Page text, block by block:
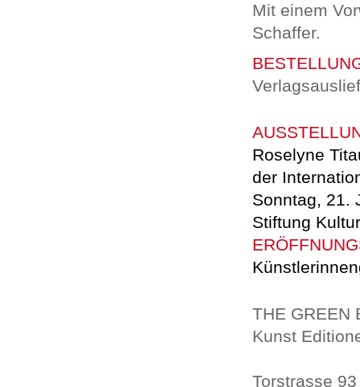
Mit einem
Schaffer.
Roselyne
der
Sonntag, 21.
Stiftung
THE GREEN
Kunst
Torstrasse